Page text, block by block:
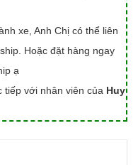
xe, Anh Chị có thể liên
Hoặc đặt hàng ngay
ạ
tiếp với nhân viên của Huy